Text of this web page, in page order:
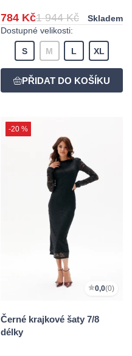
784 Kč1 944 Kč
Skladem
Dostupné velikosti:
S M L XL
-20 %
0,0(0)
Černé krajkové šaty 7/8
délky